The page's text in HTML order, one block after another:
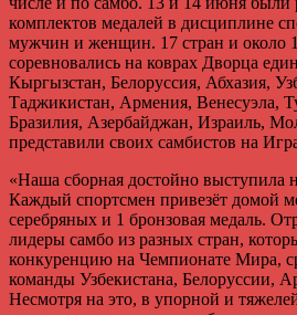
комплектов медалей в дисциплине
мужчин и женщин. 17 стран и около
соревновались на коврах Дворца
Кыргызстан, Белоруссия, Абхазия,
Таджикистан, Армения, Венесуэла,
Бразилия, Азербайджан, Израиль,
представили своих самбистов на
«Наша сборная достойно
Каждый спортсмен привезёт домой
серебряных и 1 бронзовая медаль.
лидеры самбо из разных стран,
конкуренцию на Чемпионате Мира,
команды Узбекистана, Белоруссии,
Несмотря на это, в упорной и